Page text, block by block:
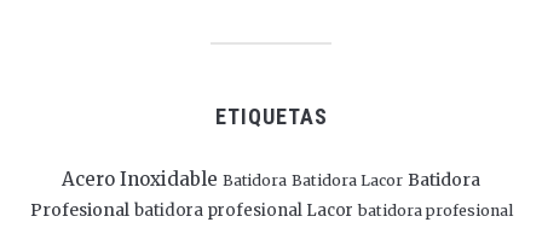
ETIQUETAS
Acero Inoxidable Batidora Batidora Lacor Batidora
Profesional batidora profesional Lacor batidora profesional